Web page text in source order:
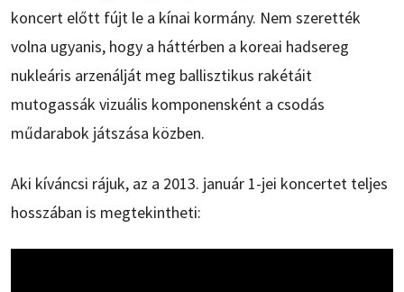
koncert előtt fújt le a kínai kormány. Nem szerették
volna ugyanis, hogy a háttérben a koreai hadsereg
nukleáris arzenálját meg ballisztikus rakétáit
mutogassák vizuális komponensként a csodás
műdarabok játszása közben.
Aki kíváncsi rájuk, az a 2013. január 1-jei koncertet teljes
hosszában is megtekintheti: